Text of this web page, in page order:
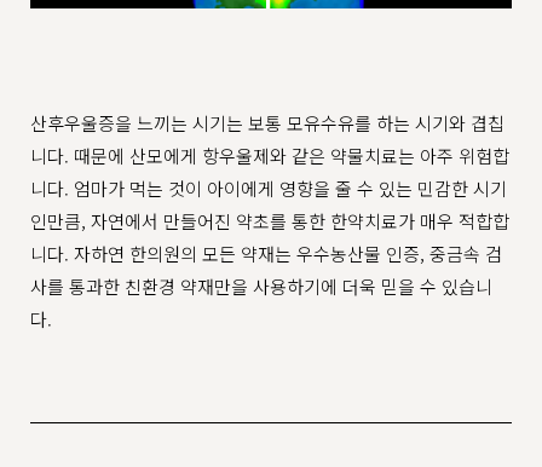
산후우울증을 느끼는 시기는 보통 모유수유를 하는 시기와 겹칩
니다. 때문에 산모에게 항우울제와 같은 약물치료는 아주 위험합
니다. 엄마가 먹는 것이 아이에게 영향을 줄 수 있는 민감한 시기
인만큼, 자연에서 만들어진 약초를 통한 한약치료가 매우 적합합
니다. 자하연 한의원의 모든 약재는 우수농산물 인증, 중금속 검
사를 통과한 친환경 약재만을 사용하기에 더욱 믿을 수 있습니
다.